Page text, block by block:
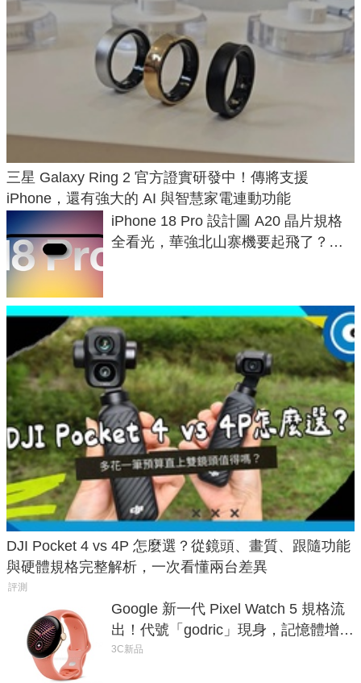
三星 Galaxy Ring 2 官方證實研發中！傳將支援
iPhone，還有強大的 AI 與智慧家電連動功能
iPhone 18 Pro 設計圖 A20 晶片規格
全看光，華強北山寨機要起飛了？專
DJI Pocket 4 vs 4P 怎麼選？從鏡頭、畫質、跟隨功能
與硬體規格完整解析，一次看懂兩台差異
評測
Google 新一代 Pixel Watch 5 規格流
出！代號「godric」現身，記憶體增強
鎖定 AI 應用
3C新品